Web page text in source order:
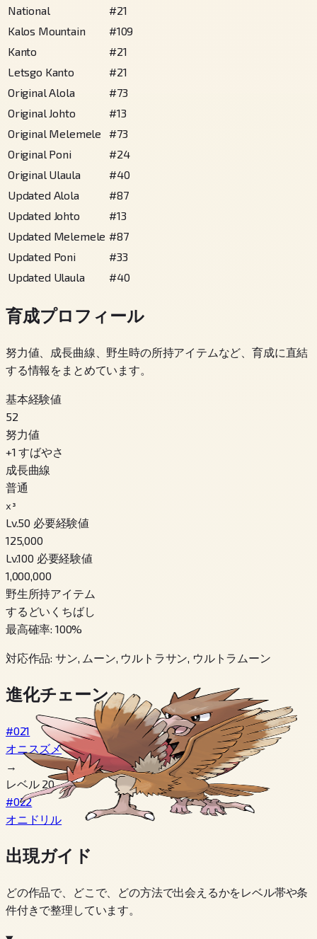
National #21
Kalos Mountain
#109
Kanto
#21
Letsgo Kanto
#21
Original Alola
#73
Original Johto
#13
Original Melemele
#73
Original Poni
#24
Original Ulaula
#40
Updated Alola
#87
Updated Johto
#13
Updated Melemele #87
Updated Poni
#33
Updated Ulaula
#40
育成プロフィール
努力値、成長曲線、野生時の所持アイテムなど、育成に直結
する情報をまとめています。
基本経験値
52
努力値
+1 すばやさ
成長曲線
普通
x³
Lv.50 必要経験値
125,000
Lv.100 必要経験値
1,000,000
野生所持アイテム
するどいくちばし
最高確率: 100%
対応作品: サン, ムーン, ウルトラサン, ウルトラムーン
進化チェーン
#021
オニスズメ
→
レベル 20
#022
オニドリル
出現ガイド
どの作品で、どこで、どの方法で出会えるかをレベル帯や条
件付きで整理しています。